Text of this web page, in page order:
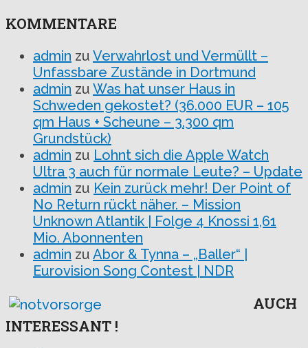
KOMMENTARE
admin zu Verwahrlost und Vermüllt –
Unfassbare Zustände in Dortmund
admin zu Was hat unser Haus in
Schweden gekostet? (36.000 EUR – 105
qm Haus + Scheune – 3.300 qm
Grundstück)
admin zu Lohnt sich die Apple Watch
Ultra 3 auch für normale Leute? – Update
admin zu Kein zurück mehr! Der Point of
No Return rückt näher. – Mission
Unknown Atlantik | Folge 4 Knossi 1,61
Mio. Abonnenten
admin zu Abor & Tynna – „Baller“ |
Eurovision Song Contest | NDR
AUCH
INTERESSANT !